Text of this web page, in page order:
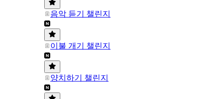
음악 듣기 챌린지
이불 개기 챌린지
양치하기 챌린지